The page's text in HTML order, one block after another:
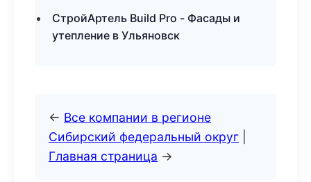
СтройАртель Build Pro - Фасады и
утепление в Ульяновск
← Все компании в регионе
Сибирский федеральный округ
Главная страница →